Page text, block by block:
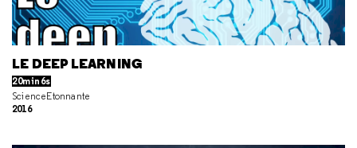
LE DEEP LEARNING
20min6s
ScienceEtonnante
2016